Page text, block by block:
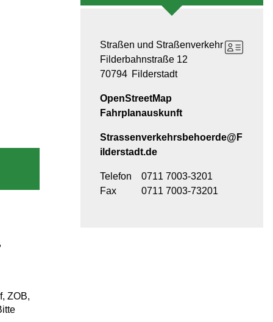
ZOB,
Straßen und Straßenverkehr
Filderbahnstraße 12
70794 Filderstadt
OpenStreetMap
Fahrplanauskunft
Strassenverkehrsbehoerde@F
ilderstadt.de
Telefon
0711 7003-3201
Fax
0711 7003-73201